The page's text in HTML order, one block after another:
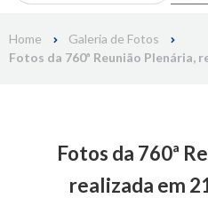
Home
Galeria de Fotos
Fotos da 760ª Reunião Plenária,
Fotos da 760ª
realizada em